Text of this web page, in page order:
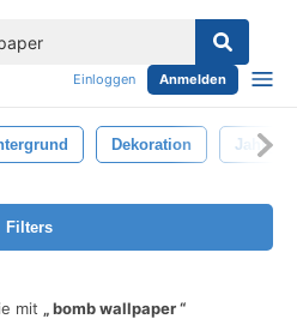
Einloggen Anmelden
Dekoration
Filters
mit
bomb wallpaper